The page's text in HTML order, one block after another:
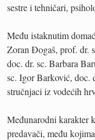
sestre i tehničari,
Među istaknutim
Zoran Đogaš, prof. dr.
doc. dr. sc. Barbara
sc. Igor Barković, doc.
stručnjaci iz vodećih
Međunarodni karakter
predavači, među